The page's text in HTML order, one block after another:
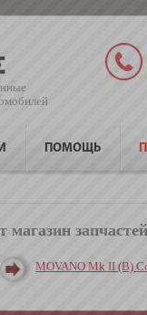
ПОМОЩЬ
магазин
MOVANO Mk II (B)